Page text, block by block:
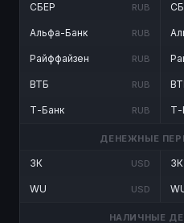
СБЕР RUB
Альфа-Банк RUB
Райффайзен RUB
ВТБ RUB
Т-Банк RUB Т-
ДЕНЕЖНЫЕ
ЗК USD
WU USD
ЗК
НАЛИЧНЫЕ